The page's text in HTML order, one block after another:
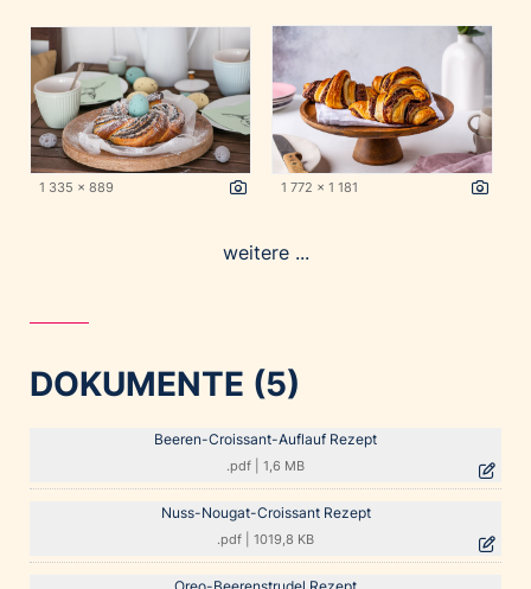
1 335 x 889 1 772 x 1 181
weitere ...
DOKUMENTE (5)
Beeren-Croissant-Auflauf Rezept
.pdf 1,6 MB
Nuss-Nougat-Croissant Rezept
.pdf 1019,8 KB